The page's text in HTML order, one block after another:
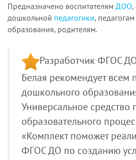
Предназначено воспитателям ДОО
дошкольной педагогики,
образования, родителям.
Разработчик ФГОС
Белая рекомендует всем
дошкольного
Универсальное средство
образовательного
«Комплект поможет
ФГОС ДО по созданию